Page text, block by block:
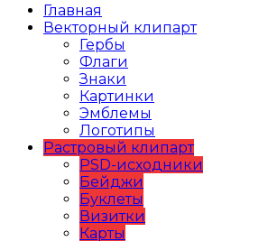
Главная
Векторный клипарт
Гербы
Флаги
Знаки
Картинки
Эмблемы
Логотипы
Растровый клипарт
PSD-исходники
Бейджи
Буклеты
Визитки
Карты